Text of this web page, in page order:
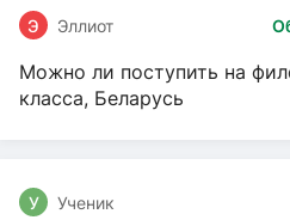
Э Эллиот
Можно ли поступить на
класса, Беларусь
У Ученик